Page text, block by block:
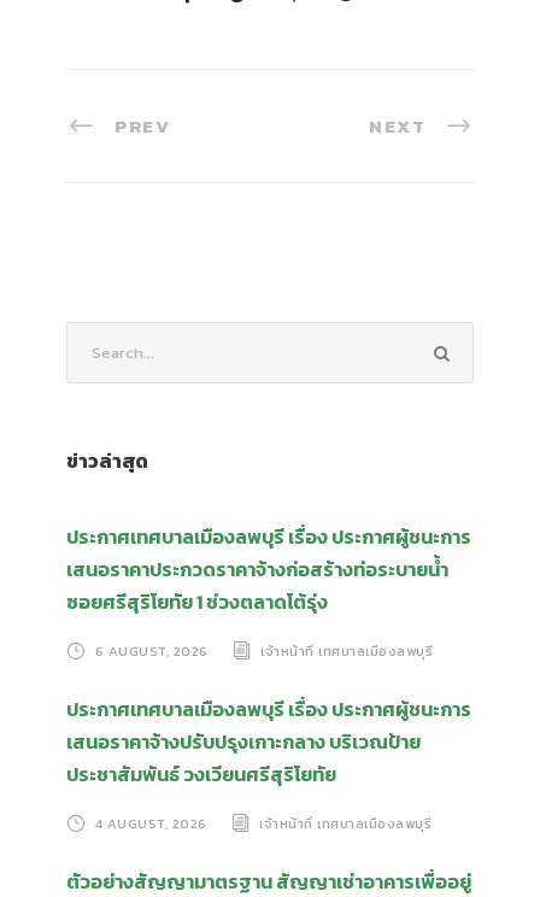
PREV NEXT
ข่าวล่าสุด
ประกาศเทศบาลเมืองลพบุรี เรื่อง ประกาศผู้ชนะการ
เสนอราคาประกวดราคาจ้างก่อสร้างท่อระบายน้ำ
ซอยศรีสุริโยทัย 1 ช่วงตลาดโต้รุ่ง
6 AUGUST, 2026 เจ้าหน้าที่ เทศบาลเมืองลพบุรี
ประกาศเทศบาลเมืองลพบุรี เรื่อง ประกาศผู้ชนะการ
เสนอราคาจ้างปรับปรุงเกาะกลาง บริเวณป้าย
ประชาสัมพันธ์ วงเวียนศรีสุริโยทัย
4 AUGUST, 2026 เจ้าหน้าที่ เทศบาลเมืองลพบุรี
ตัวอย่างสัญญามาตรฐาน สัญญาเช่าอาคารเพื่ออยู่